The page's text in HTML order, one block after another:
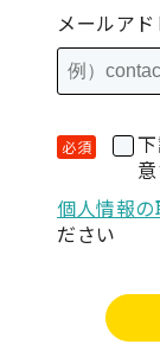
メールアド
個人情報
ださい